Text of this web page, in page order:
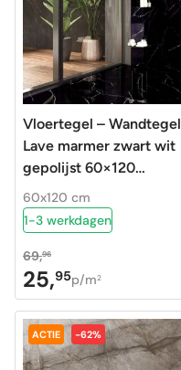
Vloertegel – Wandtegel
Lave marmer zwart wit
gepolijst 60×120
gerectificeerd
60x120 cm
1-3 werkdagen
69,96
Oorspronkelijke
prijs
was:
69,96.
25,95
Huidige
prijs
is:
25,95.
p/m2
ACTIE -62%